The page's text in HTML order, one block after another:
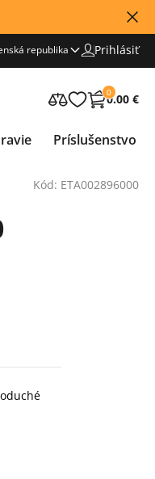
republika Prihlásiť
0
0.00 €
Príslušenstvo
Kód: ETA002896000